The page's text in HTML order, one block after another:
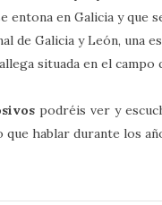
entona en Galicia y que
de Galicia y León, una
situada en el
podréis ver y
hablar durante los